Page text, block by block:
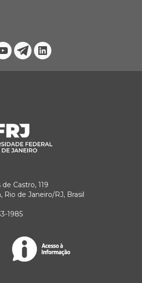
YouTube
TelegramLinkedin
Castro, 119
Rio de Janeiro/RJ, Brasil
1985